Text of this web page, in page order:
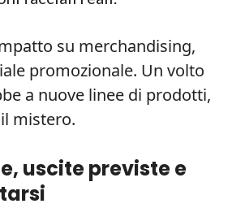
su merchandising,
promozionale. Un volto
a nuove linee di prodotti,
mistero.
uscite previste e